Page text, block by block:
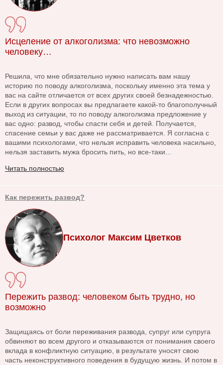
Исцеление от алкоголизма: что невозможно
человеку…
Решила, что мне обязательно нужно написать вам нашу
историю по поводу алкоголизма, поскольку именно эта тема у
вас на сайте отличается от всех других своей безнадежностью.
Если в других вопросах вы предлагаете какой-то благополучный
выход из ситуации, то по поводу алкоголизма предложение у
вас одно: развод, чтобы спасти себя и детей. Получается,
спасение семьи у вас даже не рассматривается. Я согласна с
вашими психологами, что нельзя исправить человека насильно,
нельзя заставить мужа бросить пить, но все-таки...
Читать полностью
Как пережить развод?
Психолог Максим Цветков
Пережить развод: человеком быть трудно, но
возможно
Защищаясь от боли переживания развода, супруг или супруга
обвиняют во всем другого и отказываются от понимания своего
вклада в конфликтную ситуацию, в результате уносят свою
часть неконструктивного поведения в будущую жизнь. И потом в